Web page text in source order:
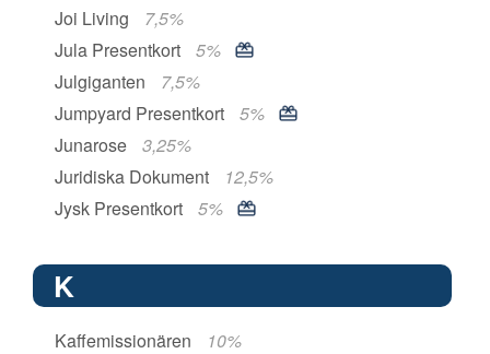
Joi Living
7,5%
Jula Presentkort
5%
Julgiganten
7,5%
Jumpyard Presentkort
5%
Junarose
3,25%
Juridiska Dokument
12,5%
Jysk Presentkort
5%
K
Kaffemissionären
10%